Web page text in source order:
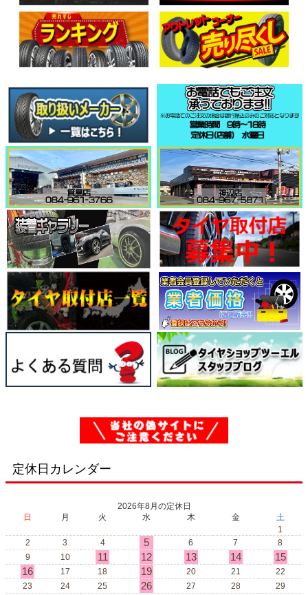
定休日カレンダー
2026年8月の定休日
日
月 火 水 木 金
土
1
2
3 4 5 6 7
8
9
10 11 12 13 14
15
16
17 18 19 20 21
22
23
24 25 26 27 28 29